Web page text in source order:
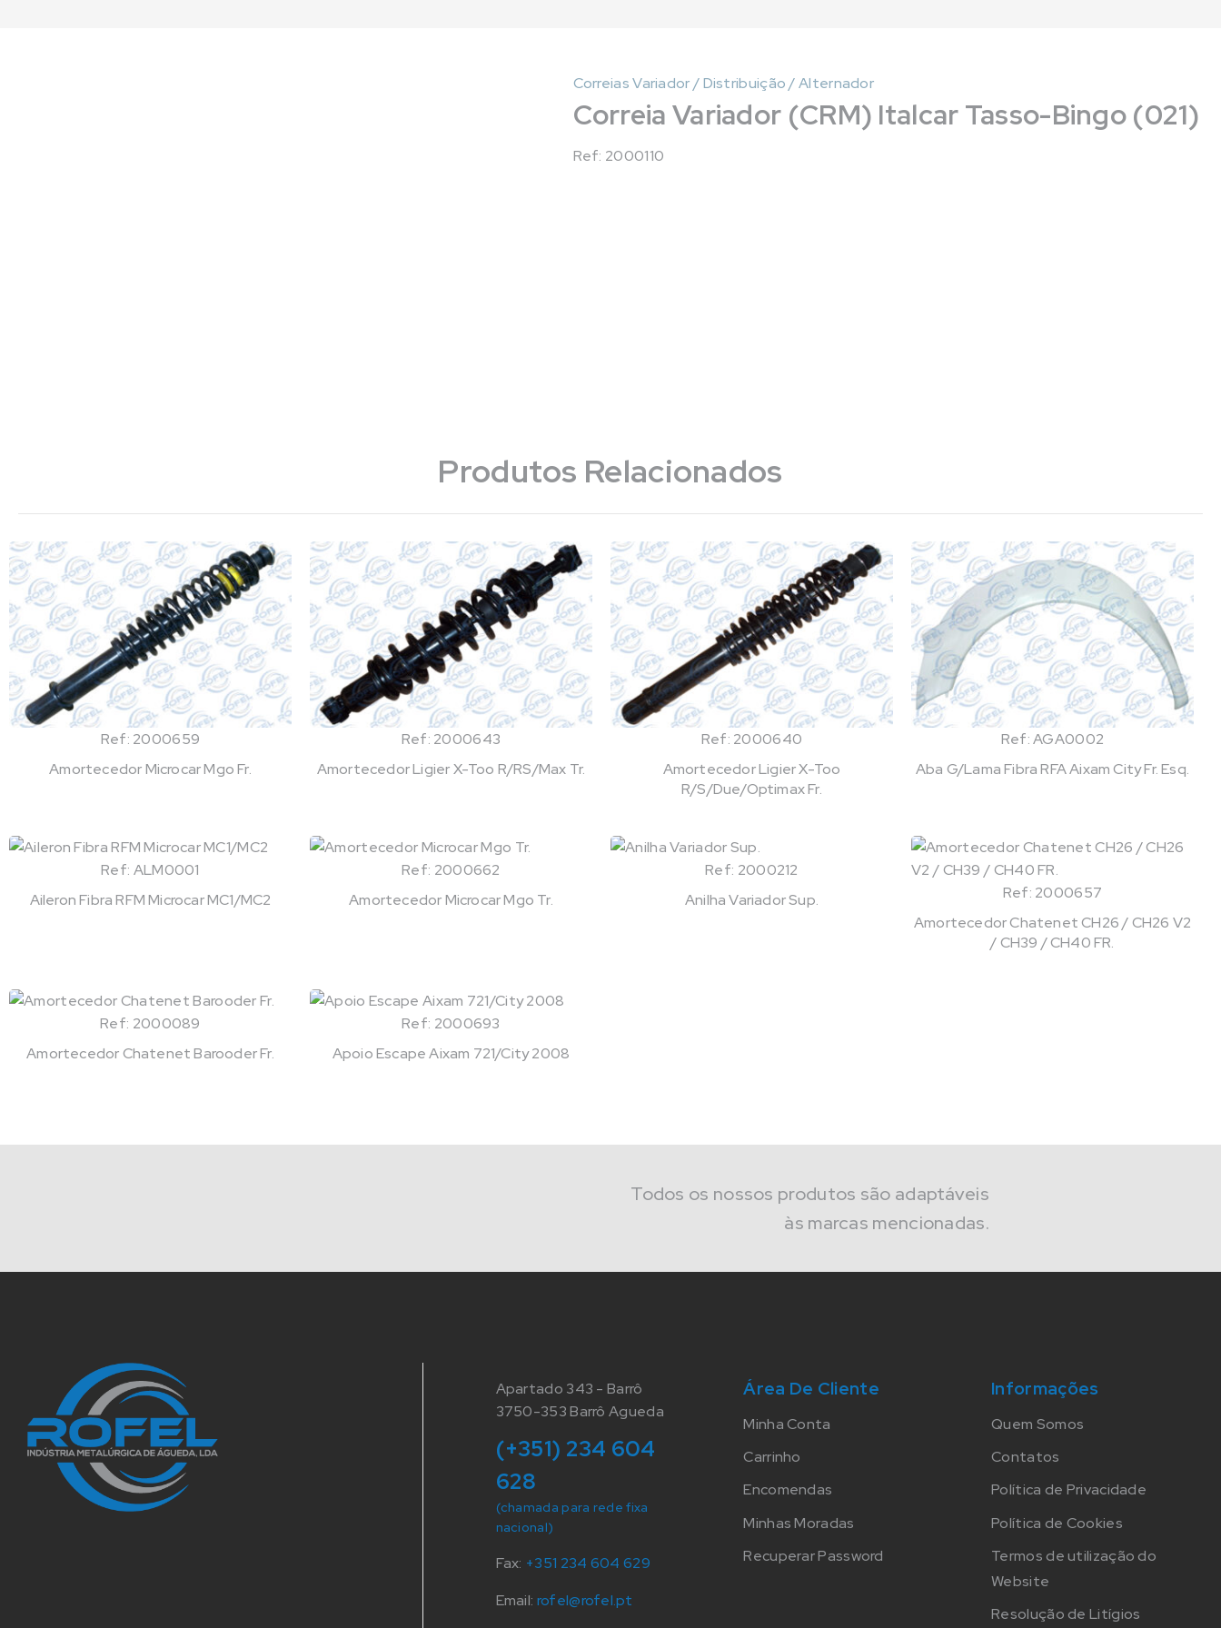
Correias Variador / Distribuição / Alternador
Correia Variador (CRM) Italcar Tasso-Bingo (021)
Ref: 2000110
Produtos Relacionados
Ref: 2000659
Amortecedor Microcar Mgo Fr.
Ref: 2000643
Amortecedor Ligier X-Too R/RS/Max Tr.
Ref: 2000640
Amortecedor Ligier X-Too
R/S/Due/Optimax Fr.
Ref: AGA0002
Aba G/Lama Fibra RFA Aixam City Fr. Esq.
Ref: ALM0001
Aileron Fibra RFM Microcar MC1/MC2
Ref: 2000662
Amortecedor Microcar Mgo Tr.
Ref: 2000212
Anilha Variador Sup.
Ref: 2000657
Amortecedor Chatenet CH26 / CH26 V2
/ CH39 / CH40 FR.
Ref: 2000089
Amortecedor Chatenet Barooder Fr.
Ref: 2000693
Apoio Escape Aixam 721/City 2008
Todos os nossos produtos são adaptáveis
às marcas mencionadas.
Apartado 343 - Barrô
3750-353 Barrô Agueda
(+351) 234 604
628
(chamada para rede fixa
nacional)
Fax: +351 234 604 629
Email: rofel@rofel.pt
Área De Cliente
Minha Conta
Carrinho
Encomendas
Minhas Moradas
Recuperar Password
Informações
Quem Somos
Contatos
Política de Privacidade
Política de Cookies
Termos de utilização do
Website
Resolução de Litígios